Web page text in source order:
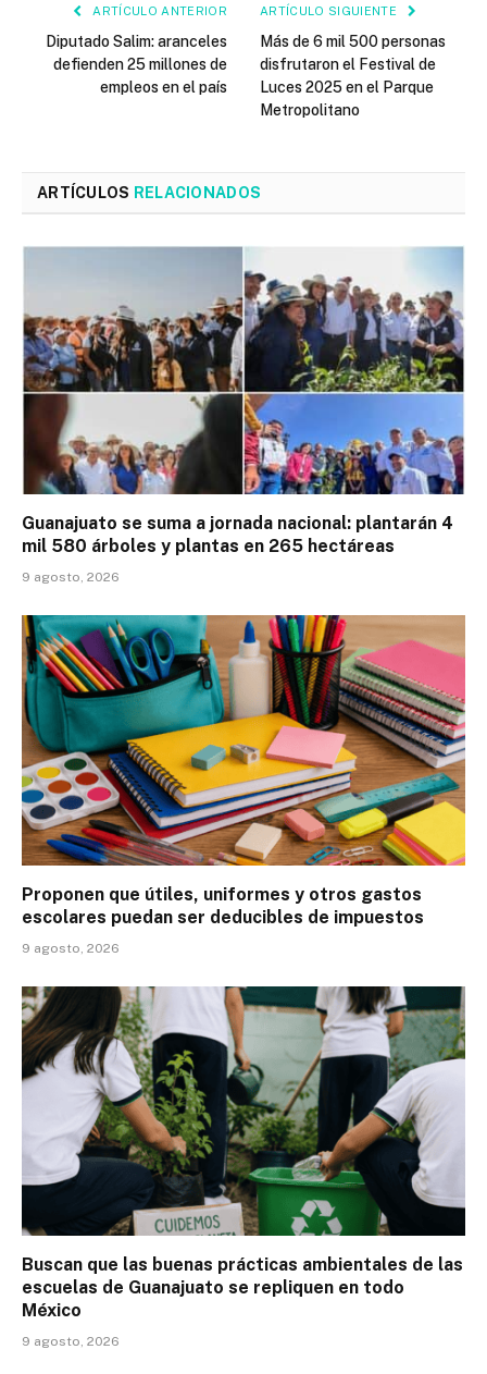
ARTÍCULO ANTERIOR
Diputado Salim: aranceles
defienden 25 millones de
empleos en el país
ARTÍCULO SIGUIENTE
Más de 6 mil 500 personas
disfrutaron el Festival de
Luces 2025 en el Parque
Metropolitano
ARTÍCULOS RELACIONADOS
Guanajuato se suma a jornada nacional: plantarán 4
mil 580 árboles y plantas en 265 hectáreas
9 agosto, 2026
Proponen que útiles, uniformes y otros gastos
escolares puedan ser deducibles de impuestos
9 agosto, 2026
Buscan que las buenas prácticas ambientales de las
escuelas de Guanajuato se repliquen en todo
México
9 agosto, 2026